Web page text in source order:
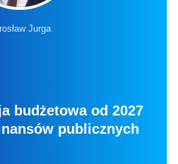
Jurga
budżetowa od 2027
publicznych